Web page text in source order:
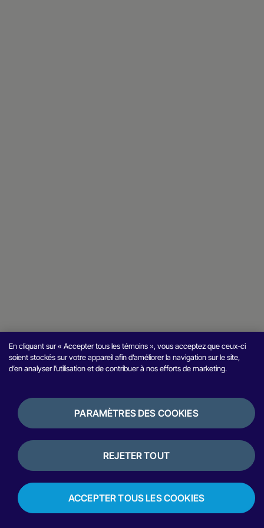
En cliquant sur « Accepter tous les témoins », vous acceptez que ceux-ci
soient stockés sur votre appareil afin d’améliorer la navigation sur le site,
d’en analyser l’utilisation et de contribuer à nos efforts de marketing.
PARAMÈTRES DES COOKIES
REJETER TOUT
ACCEPTER TOUS LES COOKIES